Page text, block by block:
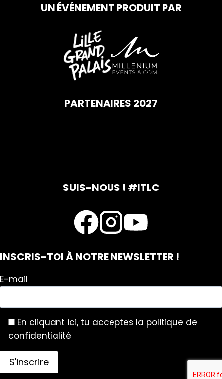
UN ÉVÉNEMENT PRODUIT PAR
PARTENAIRES 2027
SUIS-NOUS ! #ITLC
INSCRIS-TOI À NOTRE NEWSLETTER !
E-mail
En cliquant ici, tu acceptes la politique de
confidentialité